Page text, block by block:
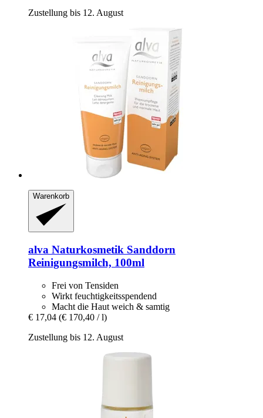
Zustellung bis 12. August
Warenkorb
alva Naturkosmetik Sanddorn
Reinigungsmilch, 100ml
Frei von Tensiden
Wirkt feuchtigkeitsspendend
Macht die Haut weich & samtig
€ 17,04 (€ 170,40 / l)
Zustellung bis 12. August